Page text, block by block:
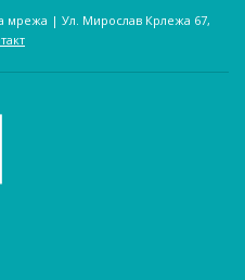
мрежа | Ул. Мирослав Крлежа 67,